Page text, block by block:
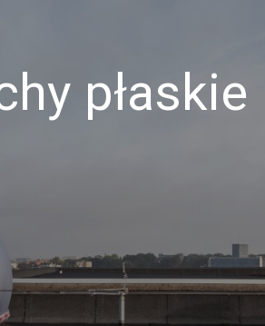
płaskie